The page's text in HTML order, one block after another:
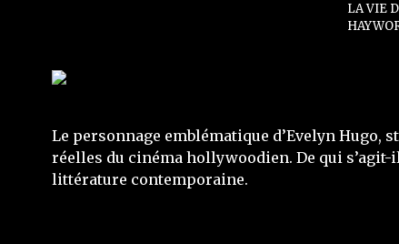
LA VIE
Le personnage emblématique d’Evelyn Hugo,
réelles du cinéma hollywoodien. De qui
littérature contemporaine.